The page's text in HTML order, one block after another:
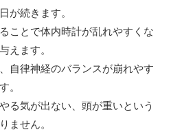
が続きます。
ことで体内時計が乱れやすくな
えます。
自律神経のバランスが崩れやす
。
る気が出ない、頭が重いという
ません。